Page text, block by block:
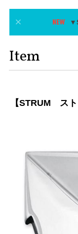
Item
【STRUM ス